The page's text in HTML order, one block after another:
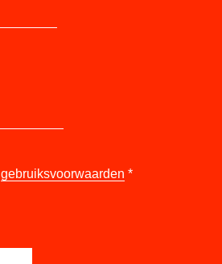
gebruiksvoorwaarden *